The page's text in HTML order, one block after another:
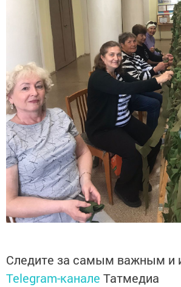
Следите за самым важным и
Telegram-канале Татмедиа